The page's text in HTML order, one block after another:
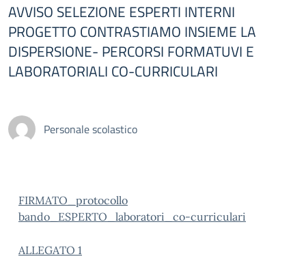
AVVISO SELEZIONE ESPERTI INTERNI
PROGETTO CONTRASTIAMO INSIEME LA
DISPERSIONE- PERCORSI FORMATUVI E
LABORATORIALI CO-CURRICULARI
Personale scolastico
FIRMATO_protocollo
bando_ESPERTO_laboratori_co-curriculari
ALLEGATO 1